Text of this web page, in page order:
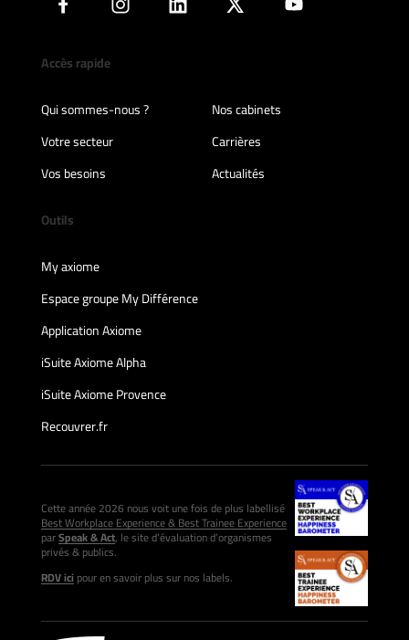
Accès rapide
Qui sommes-nous ?
Nos cabinets
Votre secteur
Carrières
Vos besoins
Actualités
Outils
My axiome
Espace groupe My Différence
Application Axiome
iSuite Axiome Alpha
iSuite Axiome Provence
Recouvrer.fr
Cette année 2026 nous voit une fois de plus labellisé
Best Workplace Experience & Best Trainee Experience
parSpeak & Act, le site d’évaluation d’organismes
privés & publics.
RDV icipour en savoir plus sur nos labels.